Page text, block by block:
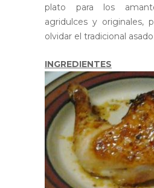
plato para los
agridulces y originales,
olvidar el tradicional
INGREDIENTES